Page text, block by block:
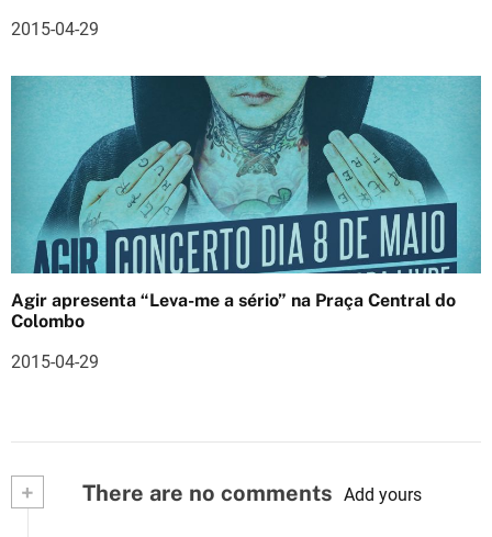
s
2015-04-29
Agir apresenta “Leva-me a sério” na Praça Central do
Colombo
2015-04-29
+ There are no comments Add yours